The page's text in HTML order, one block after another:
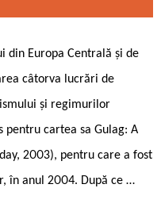
din Europa Centrală și de
câtorva lucrări de
și regimurilor
cartea sa Gulag: A
2003), pentru care a fost
în anul 2004. După ce …